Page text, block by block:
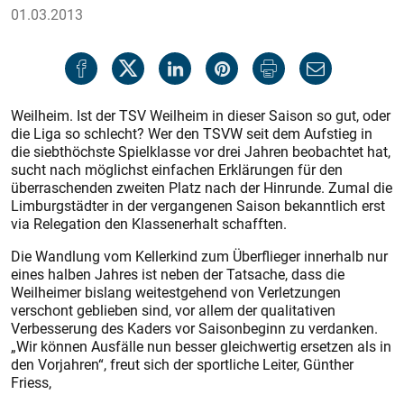
01.03.2013
Weilheim. Ist der TSV Weilheim in dieser Saison so gut, oder
die Liga so schlecht? Wer den TSVW seit dem Aufstieg in
die siebthöchste Spielklasse vor drei Jahren beobachtet hat,
sucht nach möglichst einfachen Erklärungen für den
überraschenden zweiten Platz nach der Hinrunde. Zumal die
Limburgstädter in der vergangenen Saison bekanntlich erst
via Relegation den Klassenerhalt schafften.
Die Wandlung vom Kellerkind zum Überflieger innerhalb nur
eines halben Jahres ist neben der Tatsache, dass die
Weilheimer bislang weitestgehend von Verletzungen
verschont geblieben sind, vor allem der qualitativen
Verbesserung des Kaders vor Saisonbeginn zu verdanken.
„Wir können Ausfälle nun besser gleichwertig ersetzen als in
den Vorjahren“, freut sich der sportliche Leiter, Günther
Friess,